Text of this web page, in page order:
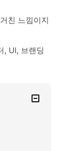
친 느낌이지
, UI, 브랜딩